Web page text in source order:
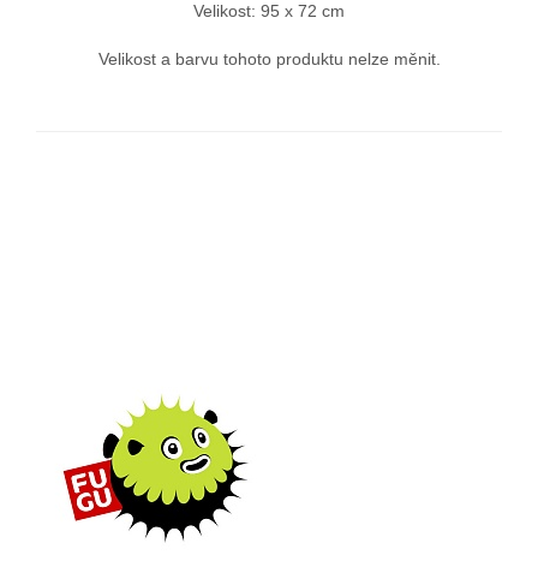
Velikost: 95 x 72 cm
Velikost a barvu tohoto produktu nelze měnit.